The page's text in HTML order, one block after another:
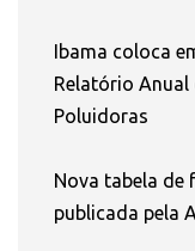
Ibama coloca
Relatório
Poluidoras
Nova tabela de
publicada pela